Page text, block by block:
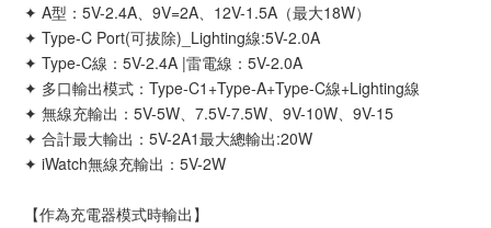
✦ A型：5V-2.4A、9V=2A、12V-1.5A（最大18W）
✦ Type-C Port(可拔除)_Lighting線:5V-2.0A
✦ Type-C線：5V-2.4A |雷電線：5V-2.0A
✦ 多口輸出模式：Type-C1+Type-A+Type-C線+Lighting線
✦ 無線充輸出：5V-5W、7.5V-7.5W、9V-10W、9V-15
✦ 合計最大輸出：5V-2A1最大總輸出:20W
✦ iWatch無線充輸出：5V-2W
【作為充電器模式時輸出】